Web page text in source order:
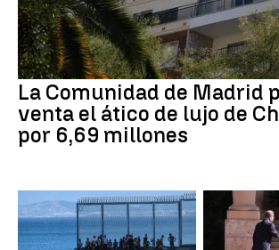
La Comunidad de Madrid
venta el ático de lujo de
por 6,69 millones